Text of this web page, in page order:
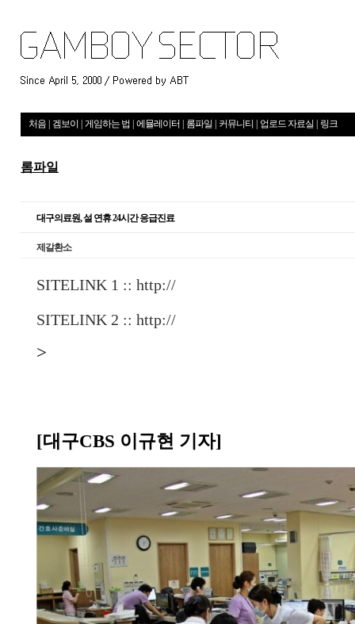
처음 겜보이 게임하는 법 에뮬레이터 롬파일 커뮤니티 업로드 자료실 링크
롬파일
대구의료원, 설 연휴 24시간 응급진료
제갈환소
SITELINK 1 :: http://
SITELINK 2 :: http://
>
[대구CBS 이규현 기자]